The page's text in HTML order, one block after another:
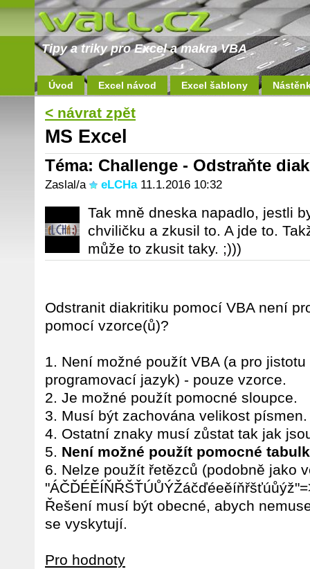
Tipy a triky pro Excel a makra VBA
Úvod Excel návod Excel šablony
< návrat zpět
MS Excel
Téma: Challenge - Odstraňte
Zaslal/a eLCHa11.1.2016 10:32
Tak mně dneska napadlo, jestli
chviličku a zkusil to. A jde to.
může to zkusit taky. ;)))
Odstranit diakritiku pomocí VBA není
pomocí vzorce(ů)?
1. Není možné použít VBA (a pro
programovací jazyk) - pouze vzorce.
2. Je možné použít pomocné sloupce.
3. Musí být zachována velikost písmen.
4. Ostatní znaky musí zůstat tak jak
5. Není možné použít pomocné
6. Nelze použít řetězců (podobně jako
Řešení musí být obecné, abych
se vyskytují.
Pro hodnoty